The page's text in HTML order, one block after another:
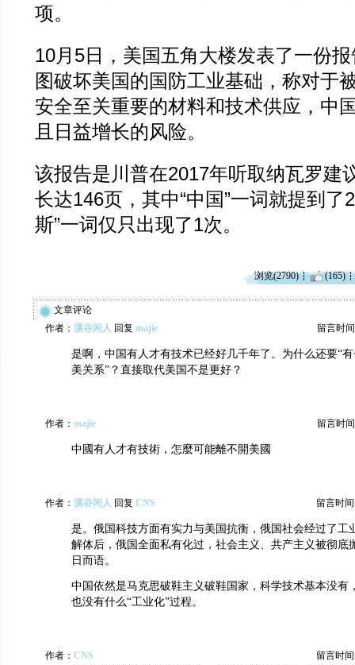
项。
10月5日，美国五角大楼发表了一份
图破坏美国的国防工业基础，称对于
安全至关重要的材料和技术供应，中
且日益增长的风险。
该报告是川普在2017年听取纳瓦罗建
长达146页，其中“中国”一词就提到了
斯”一词仅只出现了1次。
浏览(2790) (165)
文章评论
作者： 溪谷闲人 回复 majie 留言时
是啊，中国有人才有技术已经好几千年了。为什么还要“
美关系”？直接取代美国不是更好？
作者： majie 留言时
中國有人才有技術，怎麼可能離不開美國
作者： 溪谷闲人 回复 CNS 留言时间
是。俄国科技方面有实力与美国抗衡，俄国社会经过了工
解体后，俄国全面私有化过，社会主义、共产主义被彻底
日而语。
中国依然是马克思破鞋主义破鞋国家，科学技术基本没有
也没有什么“工业化”过程。
作者： CNS 留言时间